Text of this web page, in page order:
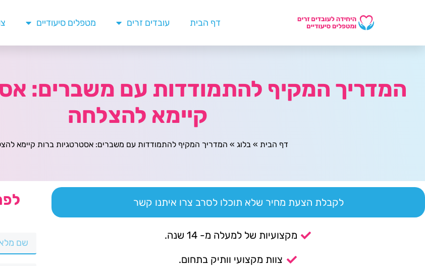
דף הבית עובדים זרים מטפלים סיעודיים
המדריך המקיף להתמודדות עם משברים:
קיימא להצלחה
דף הבית »בלוג » המדריך המקיף להתמודדות עם משברים: אסטרטגיות ברות קיימא
לקבלת הצעת מחיר שלא תוכלו לסרב צרו איתנו קשר
מקצועיות של למעלה מ- 14 שנה.
צוות מקצועי וותיק בתחום.